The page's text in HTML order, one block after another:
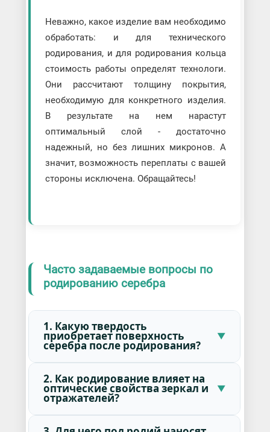
Неважно, какое изделие вам необходимо
обработать: и для технического
родирования, и для родирования кольца
стоимость работы определят технологи.
Они рассчитают толщину покрытия,
необходимую для конкретного изделия.
В результате на нем нарастут
оптимальный слой - достаточно
надежный, но без лишних микронов. А
значит, возможность переплаты с вашей
стороны исключена. Обращайтесь!
Часто задаваемые вопросы по
родированию серебра
1. Какую твердость
приобретает поверхность
серебра после родирования?
2. Как родирование влияет на
оптические свойства зеркал и
отражателей?